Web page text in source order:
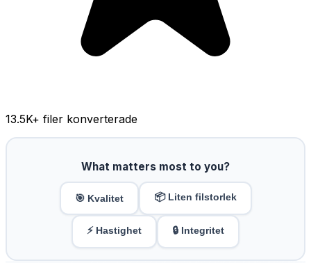
13.5K+ filer konverterade
What matters most to you?
🎯 Kvalitet 📦 Liten filstorlek
⚡ Hastighet 🔒 Integritet